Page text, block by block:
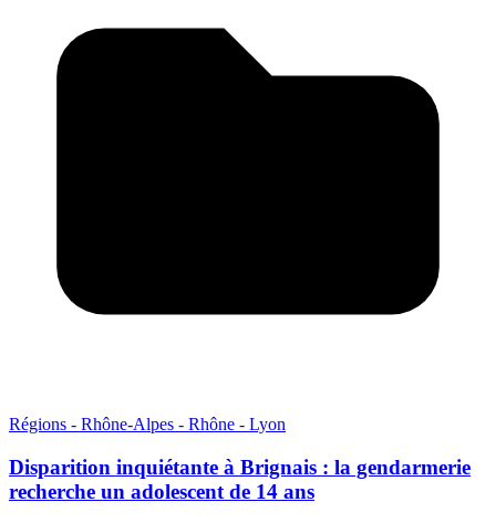
Régions - Rhône-Alpes - Rhône - Lyon
Disparition inquiétante à Brignais : la gendarmerie
recherche un adolescent de 14 ans